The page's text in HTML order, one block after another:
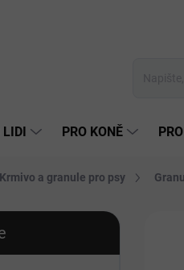
LIDI PRO KONĚ
Krmivo a granule pro psy